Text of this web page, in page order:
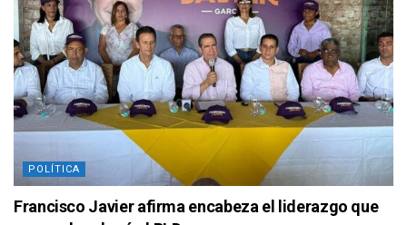
POLÍTICA
Francisco Javier afirma encabeza el liderazgo que